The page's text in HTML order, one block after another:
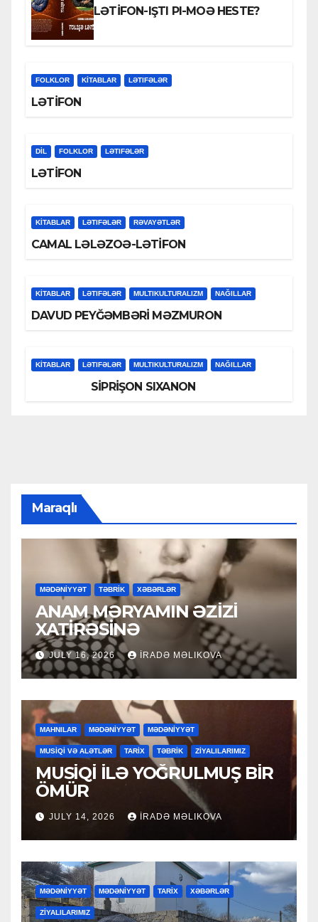
LƏTİFON-IŞTI PI-MOƏ HESTE?
FOLKLOR KİTABLAR LƏTIFƏLƏR
LƏTİFON
DİL FOLKLOR LƏTIFƏLƏR
LƏTİFON
KİTABLAR LƏTIFƏLƏR RƏVAYƏTLƏR
CAMAL LƏLƏZOƏ-LƏTİFON
KİTABLAR LƏTIFƏLƏR MULTIKULTURALIZM NAĞILLAR
DAVUD PEYĞƏMBƏRİ MƏZMURON
KİTABLAR LƏTIFƏLƏR MULTIKULTURALIZM NAĞILLAR
SİPRİŞON SIXANON
Maraqlı
MƏDƏNİYYƏT TƏBRİK XƏBƏRLƏR
ANAM MƏRYAMIN ƏZİZİ
XATİRƏSİNƏ
JULY 16, 2026 İRADƏ MƏLIKOVA
MAHNILAR MƏDƏNİYYƏT MƏDƏNİYYƏT
MUSİQİ VƏ ALƏTLƏR TARİX TƏBRİK ZİYALILARIMIZ
MUSİQİ İLƏ YOĞRULMUŞ BİR
ÖMÜR
JULY 14, 2026 İRADƏ MƏLIKOVA
MƏDƏNİYYƏT MƏDƏNİYYƏT TARİX XƏBƏRLƏR
ZİYALILARIMIZ